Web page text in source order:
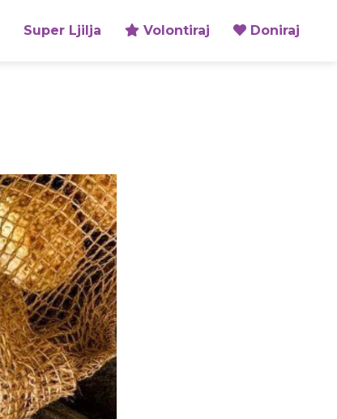
Super Ljilja Volontiraj Doniraj